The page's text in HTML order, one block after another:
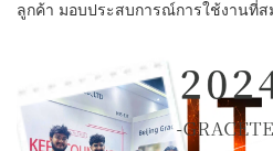
ลูกค้า มอบประสบการณ์การใช้งานที่ส